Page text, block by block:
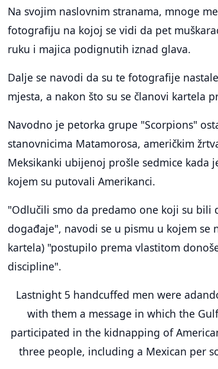
Na svojim naslovnim stranama, mnoge
fotografiju na kojoj se vidi da pet
ruku i majica podignutih iznad glava.
Dalje se navodi da su te fotografije
mjesta, a nakon što su se članovi kartela
Navodno je petorka grupe "Scorpions"
stanovnicima Matamorosa, američkim
Meksikanki ubijenoj prošle sedmice kada
kojem su putovali Amerikanci.
"Odlučili smo da predamo one koji su
događaje", navodi se u pismu u kojem se
kartela) "postupilo prema vlastitom
discipline".
Lastnight 5 handcuffed men were
with them a message in which the
participated in the kidnapping of
three people, including a Mexican per